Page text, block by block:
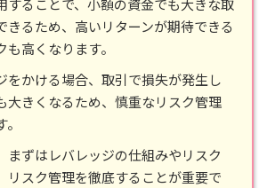
きるため、高いリターンが期待できる
高くなります。
をかける場合、取引で損失が発生し
大きくなるため、慎重なリスク管理
まずはレバレッジの仕組みやリスク
リスク管理を徹底することが重要で